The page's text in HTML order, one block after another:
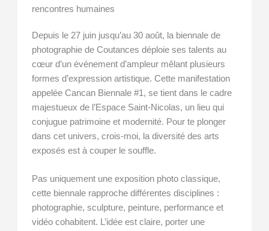
rencontres humaines
Depuis le 27 juin jusqu’au 30 août, la biennale de
photographie de Coutances déploie ses talents au
cœur d’un événement d’ampleur mêlant plusieurs
formes d’expression artistique. Cette manifestation
appelée Cancan Biennale #1, se tient dans le cadre
majestueux de l’Espace Saint-Nicolas, un lieu qui
conjugue patrimoine et modernité. Pour te plonger
dans cet univers, crois-moi, la diversité des arts
exposés est à couper le souffle.
Pas uniquement une exposition photo classique,
cette biennale rapproche différentes disciplines :
photographie, sculpture, peinture, performance et
vidéo cohabitent. L’idée est claire, porter une